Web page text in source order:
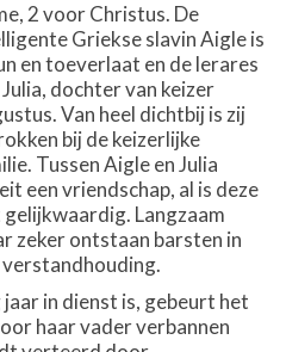
2 voor Christus. De
Griekse slavin Aigle is
en toeverlaat en de lerares
dochter van keizer
Van heel dichtbij is zij
bij de keizerlijke
Tussen Aigle en Julia
een vriendschap, al is deze
gelijkwaardig. Langzaam
zeker ontstaan barsten in
verstandhouding.
in dienst is, gebeurt het
haar vader verbannen